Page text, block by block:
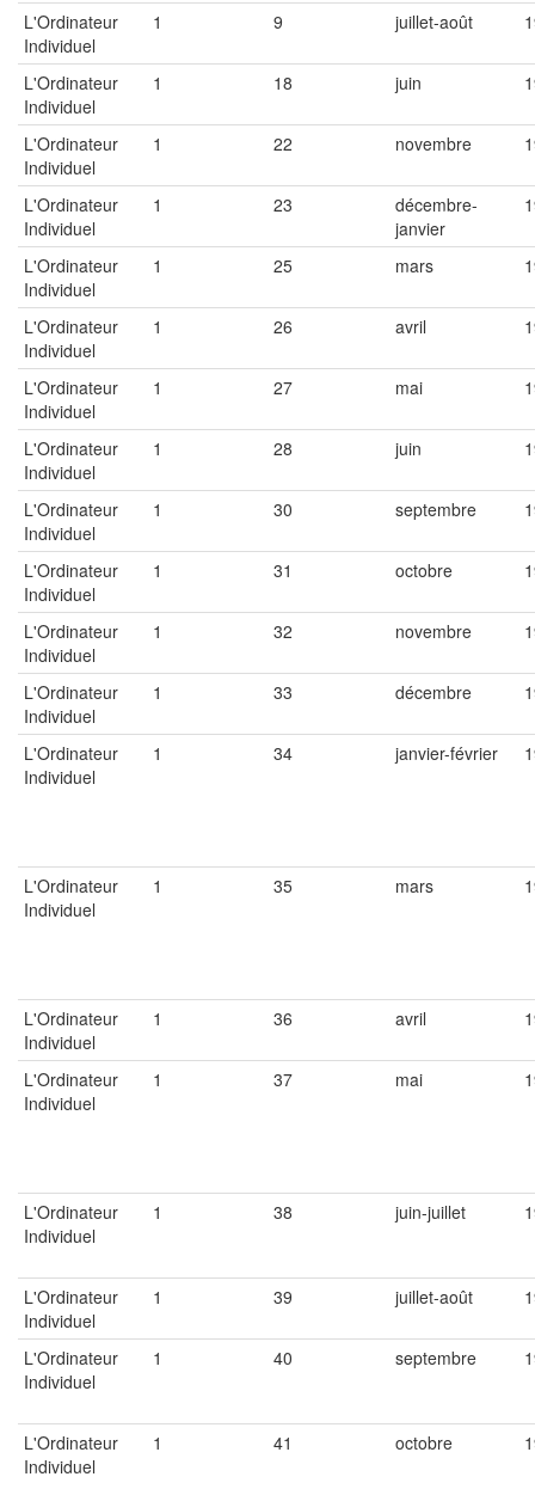
L'Ordinateur
Individuel
1 9 juillet-août
L'Ordinateur
Individuel
1 18 juin
L'Ordinateur
Individuel
1 22 novembre
L'Ordinateur
Individuel
1 23
décembre-
janvier
L'Ordinateur
Individuel
1 25 mars
L'Ordinateur
Individuel
1 26 avril
L'Ordinateur
Individuel
1 27 mai
L'Ordinateur
Individuel
1 28 juin
L'Ordinateur
Individuel
1 30 septembre
L'Ordinateur
Individuel
1 31 octobre
L'Ordinateur
Individuel
1 32 novembre
L'Ordinateur
Individuel
1 33 décembre
L'Ordinateur
Individuel
1 34 janvier-février
L'Ordinateur
Individuel
1 35 mars
L'Ordinateur
Individuel
1 36 avril
L'Ordinateur
Individuel
1 37 mai
L'Ordinateur
Individuel
1 38 juin-juillet
L'Ordinateur
Individuel
1 39 juillet-août
L'Ordinateur
Individuel
1 40 septembre
L'Ordinateur
Individuel
1 41 octobre